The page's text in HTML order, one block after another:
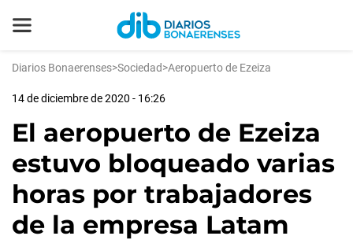
Diarios Bonaerenses>Sociedad>Aeropuerto de Ezeiza
14 de diciembre de 2020 - 16:26
El aeropuerto de Ezeiza
estuvo bloqueado varias
horas por trabajadores
de la empresa Latam